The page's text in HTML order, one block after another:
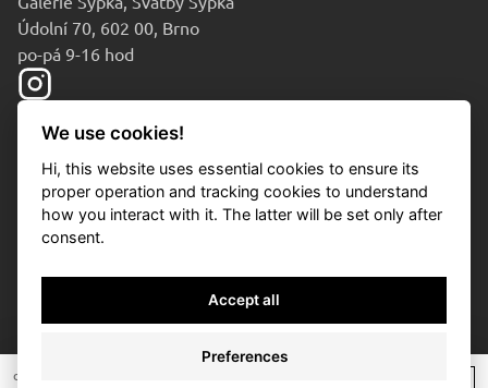
dosažená cena:
Údolní 70, 602 00, Brno
po-pá 9-16 hod
Ochrana osobních údajů
© 2010-2026 Aukční dům Sýpka
We use cookies!
Hi, this website uses essential cookies to ensure its
proper operation and tracking cookies to understand
how you interact with it. The latter will be set only after
consent.
Accept all
Preferences